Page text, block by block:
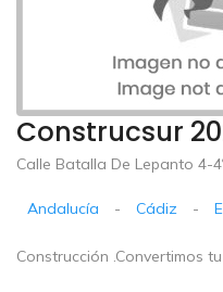
Construcsur
Calle Batalla De Lepanto 4-
Andalucía - Cádiz -
Construcción .Convertimos